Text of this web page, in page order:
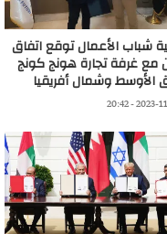
شباب الأعمال توقع اتفاق
مع غرفة تجارة هونج كونج
الأوسط وشمال أفريقيا
2023-11-11